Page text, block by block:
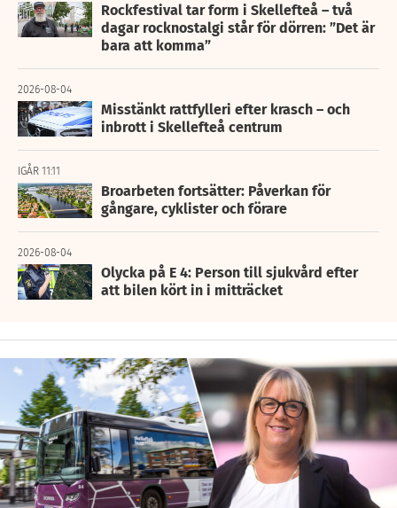
Rockfestival tar form i Skellefteå – två
dagar rocknostalgi står för dörren: ”Det är
bara att komma”
2026-08-04
Misstänkt rattfylleri efter krasch – och
inbrott i Skellefteå centrum
IGÅR 11:11
Broarbeten fortsätter: Påverkan för
gångare, cyklister och förare
2026-08-04
Olycka på E 4: Person till sjukvård efter
att bilen kört in i mitträcket